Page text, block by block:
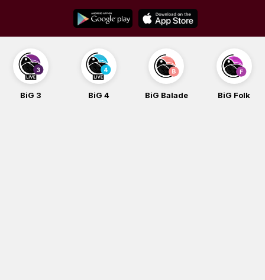
content
BiG 3 BiG 4 BiG Balade BiG Folk